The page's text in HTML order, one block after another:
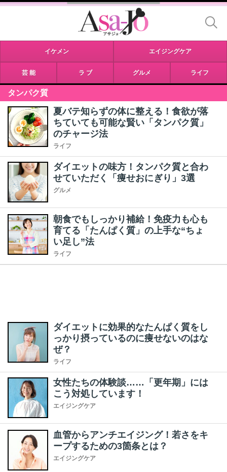
イケメン エイジングケア
芸 能 ラ ブ グルメ ライフ
タンパク質
夏バテ知らずの体に整える！食欲が落
ちていても可能な賢い「タンパク質」
のチャージ法
ライフ
ダイエットの味方！タンパク質と合わ
せていただく「痩せおにぎり」3選
グルメ
朝食でもしっかり補給！免疫力も心も
育てる「たんぱく質」の上手な“ちょ
い足し”法
ライフ
ダイエットに効果的なたんぱく質をし
っかり摂っているのに痩せないのはな
ぜ？
ライフ
女性たちの体験談……「更年期」には
こう対処しています！
エイジングケア
血管からアンチエイジング！若さをキ
ープするための3箇条とは？
エイジングケア